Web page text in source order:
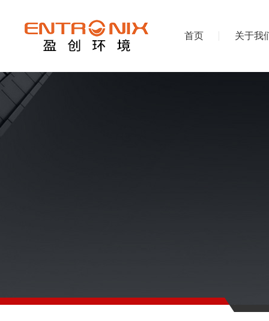
首页 关于我